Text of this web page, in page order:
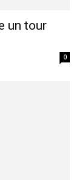
un tour
0